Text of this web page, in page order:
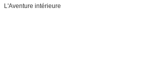
L'Aventure intérieure